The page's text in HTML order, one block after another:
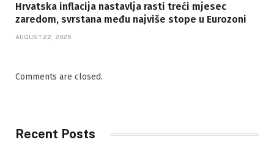
Hrvatska inflacija nastavlja rasti treći mjesec
zaredom, svrstana među najviše stope u Eurozoni
AUGUST 22, 2025
Comments are closed.
Recent Posts